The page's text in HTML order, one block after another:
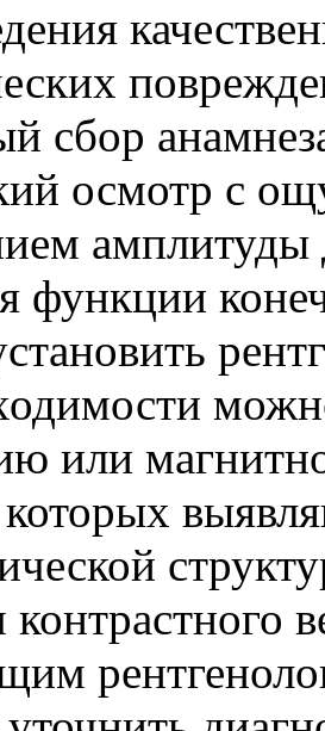
сбор
осмотр с
амплитуды
функции
или